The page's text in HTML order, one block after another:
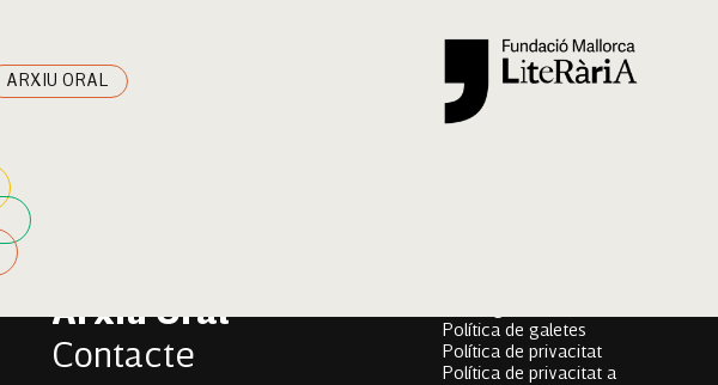
ARXIU ORAL
Arxiu Oral
Contacte
Política de galetes
Política de privacitat
Política de privacitat a